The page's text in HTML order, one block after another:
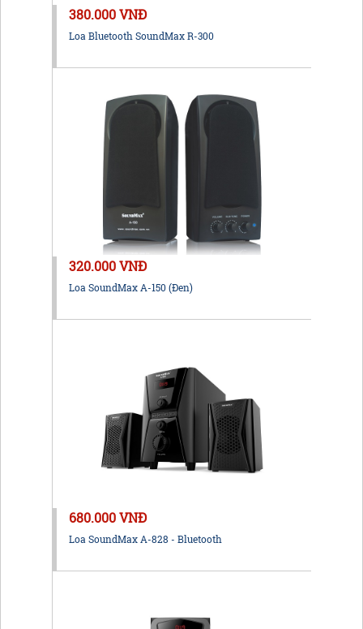
380.000 VNĐ
Loa Bluetooth SoundMax R-300
320.000 VNĐ
Loa SoundMax A-150 (Đen)
680.000 VNĐ
Loa SoundMax A-828 - Bluetooth